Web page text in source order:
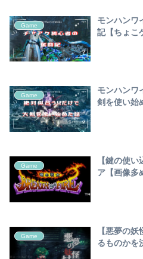
Game
モンハンワ
記【ちょこ
Game
モンハンワ
剣を使い始
Game
【鍵の使
ア【画像多
Game
【悪夢の
るものかを